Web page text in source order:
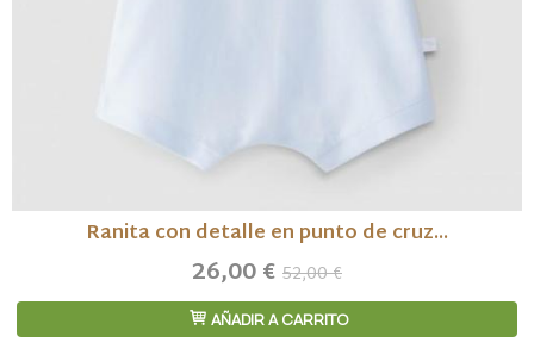
Ranita con detalle en punto de cruz...
26,00 € 52,00 €
AÑADIR A CARRITO